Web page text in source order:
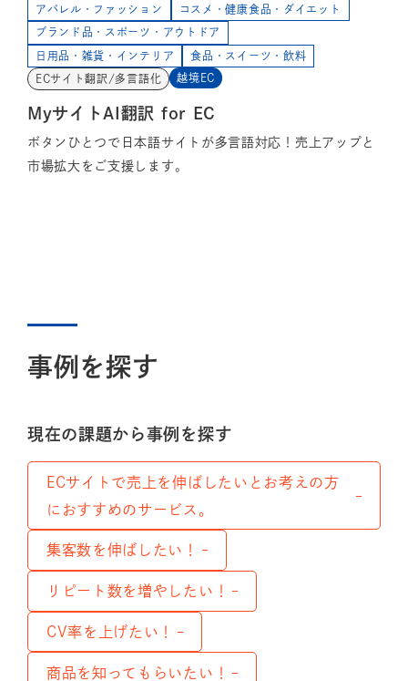
アパレル・ファッション コスメ・健康食品・ダイエット
ブランド品・スポーツ・アウトドア
日用品・雑貨・インテリア 食品・スイーツ・飲料
ECサイト翻訳/多言語化 越境EC
MyサイトAI翻訳 for EC
ボタンひとつで日本語サイトが多言語対応！売上アップと
市場拡大をご支援します。
事例を探す
現在の課題から事例を探す
ECサイトで売上を伸ばしたいとお考えの方
におすすめのサービス。
集客数を伸ばしたい！
リピート数を増やしたい！
CV率を上げたい！
商品を知ってもらいたい！